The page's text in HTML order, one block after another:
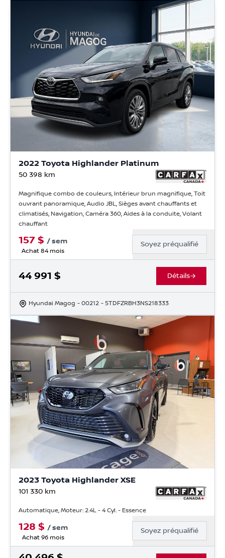
2022 Toyota Highlander Platinum
50 398 km
Magnifique combo de couleurs, Intérieur brun magnifique, Toit
ouvrant panoramique, Audio JBL, Sièges avant chauffants et
climatisés, Navigation, Caméra 360, Aides à la conduite, Volant
chauffant
157 $ /sem
Achat 84 mois
Soyez préqualifié
44 991 $ Détails
Hyundai Magog - 00212 - 5TDFZRBH3NS218333
2023 Toyota Highlander XSE
101 330 km
Automatique, Moteur: 2.4L - 4 Cyl. - Essence
128 $ /sem
Achat 96 mois
Soyez préqualifié